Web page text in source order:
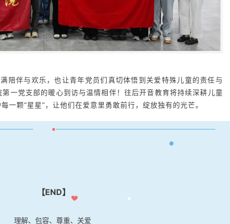
伴与欢乐，也让青年党员们真切体悟到关爱特殊儿童的责任与
一党支部的暖心到访与温情相伴！往后开音教育将持续深耕儿童
一颗“星星”，让他们在爱意里勇敢前行，绽放独有的光芒。
•
【END】
理解、包容、尊重、关爱